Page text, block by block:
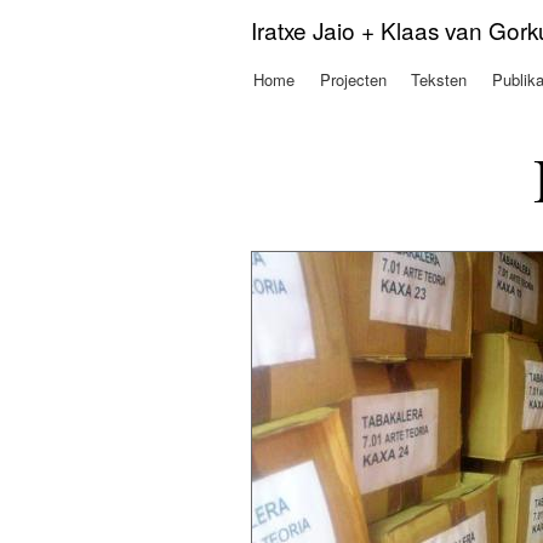
Iratxe Jaio + Klaas van
Hoofdmenu
Home Projecten Teksten